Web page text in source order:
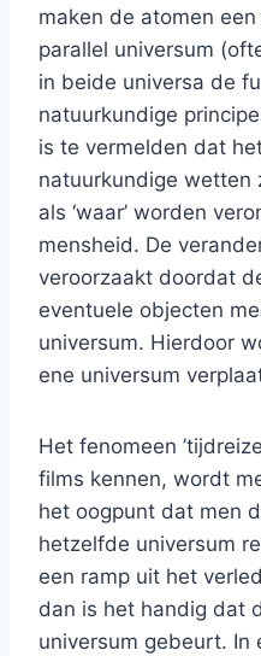
maken de atomen
parallel universum
in beide universa de
natuurkundige
is te vermelden dat
natuurkundige wetten
als ‘waar’ worden
mensheid. De
veroorzaakt doordat
eventuele objecten
universum. Hierdoor
ene universum
Het fenomeen
films kennen, wordt
het oogpunt dat men
hetzelfde universum
een ramp uit het
dan is het handig dat
universum gebeurt. In